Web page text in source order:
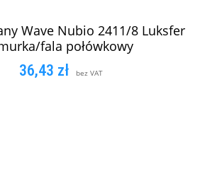
Wave Nubio 2411/8 Luksfer
fala połówkowy
36,43 zł bez VAT